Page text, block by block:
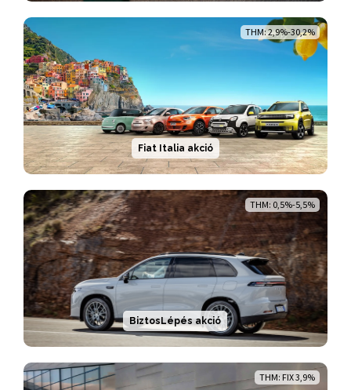
THM: 2,9%-30,2%
Fiat Italia akció
THM: 0,5%-5,5%
BiztosLépés akció
THM: FIX 3,9%